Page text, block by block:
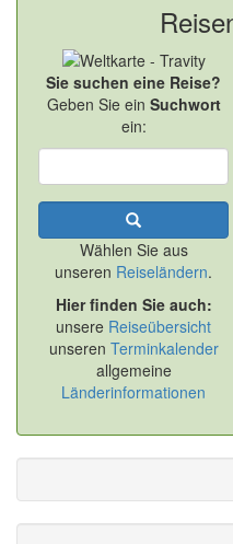
Sie suchen eine Reise?
Geben Sie ein Suchwort
ein:
Wählen Sie aus
unseren Reiseländern.
Hier finden Sie auch:
unsere Reiseübersicht
unseren Terminkalender
allgemeine
Länderinformationen